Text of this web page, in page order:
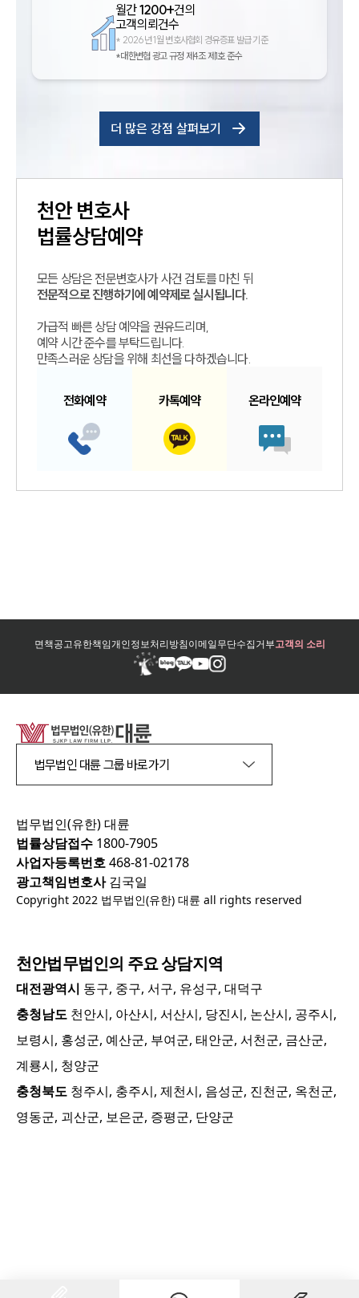
월간1200+건의
고객의뢰건수
* 2026년 1월 변호사협회 경유증표 발급 기준
*대한변협 광고 규정 제4조 제1호 준수
더 많은 강점 살펴보기
천안변호사
법률상담예약
모든 상담은 전문변호사가 사건 검토를 마친 뒤
전문적으로 진행하기에 예약제로 실시됩니다.
가급적 빠른 상담 예약을 권유드리며,
예약 시간 준수를 부탁드립니다.
만족스러운 상담을 위해 최선을 다하겠습니다.
전화예약 카톡예약 온라인예약
면책공고유한책임개인정보처리방침이메일무단수집거부고객의 소리
법무법인 대륜 그룹 바로가기
법무법인(유한) 대륜
법률상담접수 1800-7905
사업자등록번호468-81-02178
광고책임변호사김국일
Copyright 2022 법무법인(유한) 대륜 all rights reserved
천안법무법인의 주요 상담지역
대전광역시 동구, 중구, 서구, 유성구, 대덕구
충청남도 천안시, 아산시, 서산시, 당진시, 논산시, 공주시,
보령시, 홍성군, 예산군, 부여군, 태안군, 서천군, 금산군,
계룡시, 청양군
충청북도 청주시, 충주시, 제천시, 음성군, 진천군, 옥천군,
영동군, 괴산군, 보은군, 증평군, 단양군